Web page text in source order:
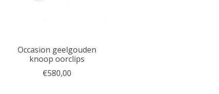
Occasion geelgouden
knoop oorclips
€580,00